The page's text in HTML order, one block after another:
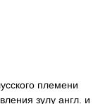
племени
зулу англ. и